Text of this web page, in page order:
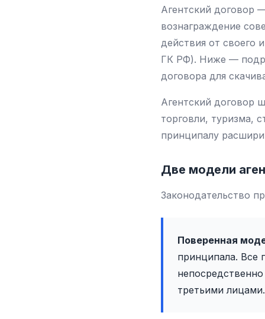
Агентский договор
вознаграждение
действия от своего
ГК РФ). Ниже —
договора для
Агентский договор
торговли, туризма,
принципалу
Две модели
Законодательство
Поверенная
принципала. Все
третьими лицами.